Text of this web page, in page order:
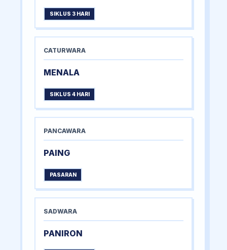
SIKLUS 3 HARI
CATURWARA
MENALA
SIKLUS 4 HARI
PANCAWARA
PAING
PASARAN
SADWARA
PANIRON